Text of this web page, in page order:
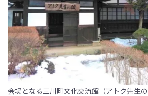
会場となる三川町文化交流館（アトク先生